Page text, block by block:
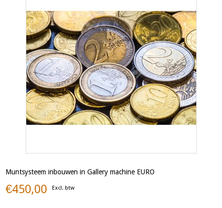
Muntsysteem inbouwen in Gallery machine EURO
€450,00 Excl. btw